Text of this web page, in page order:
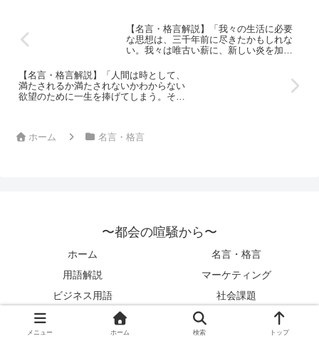
【名言・格言解説】「我々の生活に必要
な思想は、三千年前に尽きたかもしれな
い。我々は唯古い薪に、新しい炎を加え
意味と得られる教訓
【名言・格言解説】「人間は時として、
満たされるか満たされないかわからない
欲望のために一生を捧げてしまう。その
ホーム
名言・格言
〜都会の喧騒から〜
ホーム
名言・格言
用語解説
マーケティング
ビジネス用語
社会課題
© 2022 〜都会の喧騒から〜.
メニュー ホーム 検索 トップ